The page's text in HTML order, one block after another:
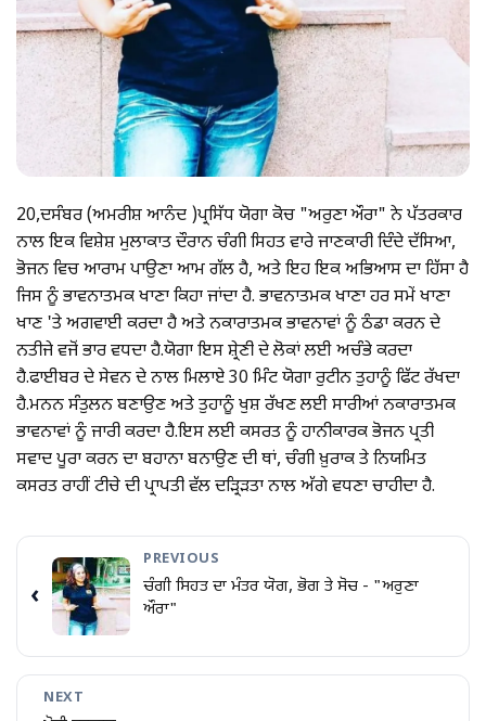
20,ਦਸੰਬਰ (ਅਮਰੀਸ਼ ਆਨੰਦ )ਪ੍ਰਸਿੱਧ ਯੋਗਾ ਕੋਚ "ਅਰੁਣਾ ਔਰਾ" ਨੇ ਪੱਤਰਕਾਰ
ਨਾਲ ਇਕ ਵਿਸ਼ੇਸ਼ ਮੁਲਾਕਾਤ ਦੌਰਾਨ ਚੰਗੀ ਸਿਹਤ ਵਾਰੇ ਜਾਣਕਾਰੀ ਦਿੰਦੇ ਦੱਸਿਆ,
ਭੋਜਨ ਵਿਚ ਆਰਾਮ ਪਾਉਣਾ ਆਮ ਗੱਲ ਹੈ, ਅਤੇ ਇਹ ਇਕ ਅਭਿਆਸ ਦਾ ਹਿੱਸਾ ਹੈ
ਜਿਸ ਨੂੰ ਭਾਵਨਾਤਮਕ ਖਾਣਾ ਕਿਹਾ ਜਾਂਦਾ ਹੈ. ਭਾਵਨਾਤਮਕ ਖਾਣਾ ਹਰ ਸਮੇਂ ਖਾਣਾ
ਖਾਣ 'ਤੇ ਅਗਵਾਈ ਕਰਦਾ ਹੈ ਅਤੇ ਨਕਾਰਾਤਮਕ ਭਾਵਨਾਵਾਂ ਨੂੰ ਠੰਡਾ ਕਰਨ ਦੇ
ਨਤੀਜੇ ਵਜੋਂ ਭਾਰ ਵਧਦਾ ਹੈ.ਯੋਗਾ ਇਸ ਸ਼੍ਰੇਣੀ ਦੇ ਲੋਕਾਂ ਲਈ ਅਚੰਭੇ ਕਰਦਾ
ਹੈ.ਫਾਈਬਰ ਦੇ ਸੇਵਨ ਦੇ ਨਾਲ ਮਿਲਾਏ 30 ਮਿੰਟ ਯੋਗਾ ਰੁਟੀਨ ਤੁਹਾਨੂੰ ਫਿੱਟ ਰੱਖਦਾ
ਹੈ.ਮਨਨ ਸੰਤੁਲਨ ਬਣਾਉਣ ਅਤੇ ਤੁਹਾਨੂੰ ਖੁਸ਼ ਰੱਖਣ ਲਈ ਸਾਰੀਆਂ ਨਕਾਰਾਤਮਕ
ਭਾਵਨਾਵਾਂ ਨੂੰ ਜਾਰੀ ਕਰਦਾ ਹੈ.ਇਸ ਲਈ ਕਸਰਤ ਨੂੰ ਹਾਨੀਕਾਰਕ ਭੋਜਨ ਪ੍ਰਤੀ
ਸਵਾਦ ਪੂਰਾ ਕਰਨ ਦਾ ਬਹਾਨਾ ਬਨਾਉਣ ਦੀ ਥਾਂ, ਚੰਗੀ ਖ਼ੁਰਾਕ ਤੇ ਨਿਯਮਿਤ
ਕਸਰਤ ਰਾਹੀਂ ਟੀਚੇ ਦੀ ਪ੍ਰਾਪਤੀ ਵੱਲ ਦੜ੍ਰਿੜਤਾ ਨਾਲ ਅੱਗੇ ਵਧਣਾ ਚਾਹੀਦਾ ਹੈ.
‹
PREVIOUS
ਚੰਗੀ ਸਿਹਤ ਦਾ ਮੰਤਰ ਯੋਗ, ਭੋਗ ਤੇ ਸੋਚ - "ਅਰੁਣਾ
ਔਰਾ"
NEXT